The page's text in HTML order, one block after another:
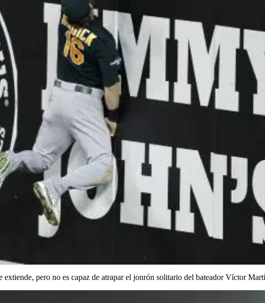
pero no es capaz de atrapar el jonrón solitario del bateador Víctor